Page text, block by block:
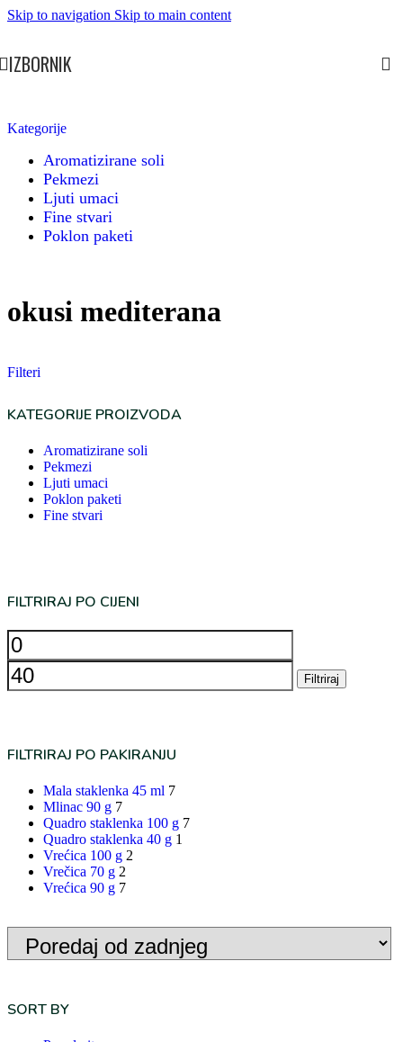
Skip to navigation Skip to main content
IZBORNIK
Kategorije
Aromatizirane soli
Pekmezi
Ljuti umaci
Fine stvari
Poklon paketi
okusi mediterana
Filteri
KATEGORIJE PROIZVODA
Aromatizirane soli
Pekmezi
Ljuti umaci
Poklon paketi
Fine stvari
FILTRIRAJ PO CIJENI
Filtriraj
FILTRIRAJ PO PAKIRANJU
Mala staklenka 45 ml 7
Mlinac 90 g 7
Quadro staklenka 100 g 7
Quadro staklenka 40 g 1
Vrećica 100 g 2
Vrečica 70 g 2
Vrećica 90 g 7
SORT BY